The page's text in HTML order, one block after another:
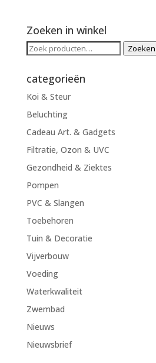
Zoeken in winkel
Zoeken
Zoeken
categorieën
Koi & Steur
Beluchting
Cadeau Art. & Gadgets
Filtratie, Ozon & UVC
Gezondheid & Ziektes
Pompen
PVC & Slangen
Toebehoren
Tuin & Decoratie
Vijverbouw
Voeding
Waterkwaliteit
Zwembad
Nieuws
Nieuwsbrief